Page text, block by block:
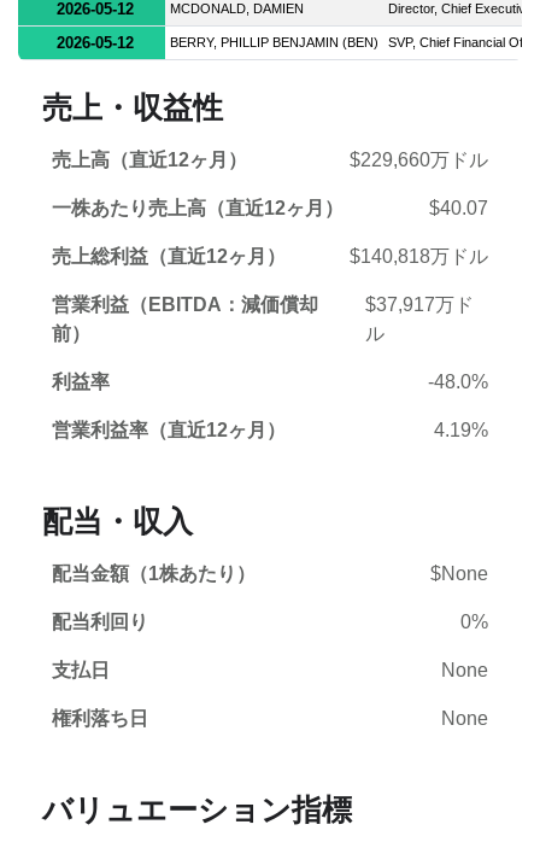
2026-05-12 MCDONALD, DAMIEN Director, Chief Executive
2026-05-12 BERRY, PHILLIP BENJAMIN (BEN) SVP, Chief Financial
売上・収益性
売上高（直近12ヶ月） $229,660万ドル
一株あたり売上高（直近12ヶ月） $40.07
売上総利益（直近12ヶ月） $140,818万ドル
営業利益（EBITDA：減価償却
前）
$37,917万ド
ル
利益率 -48.0%
営業利益率（直近12ヶ月） 4.19%
配当・収入
配当金額（1株あたり） $None
配当利回り 0%
支払日 None
権利落ち日 None
バリュエーション指標